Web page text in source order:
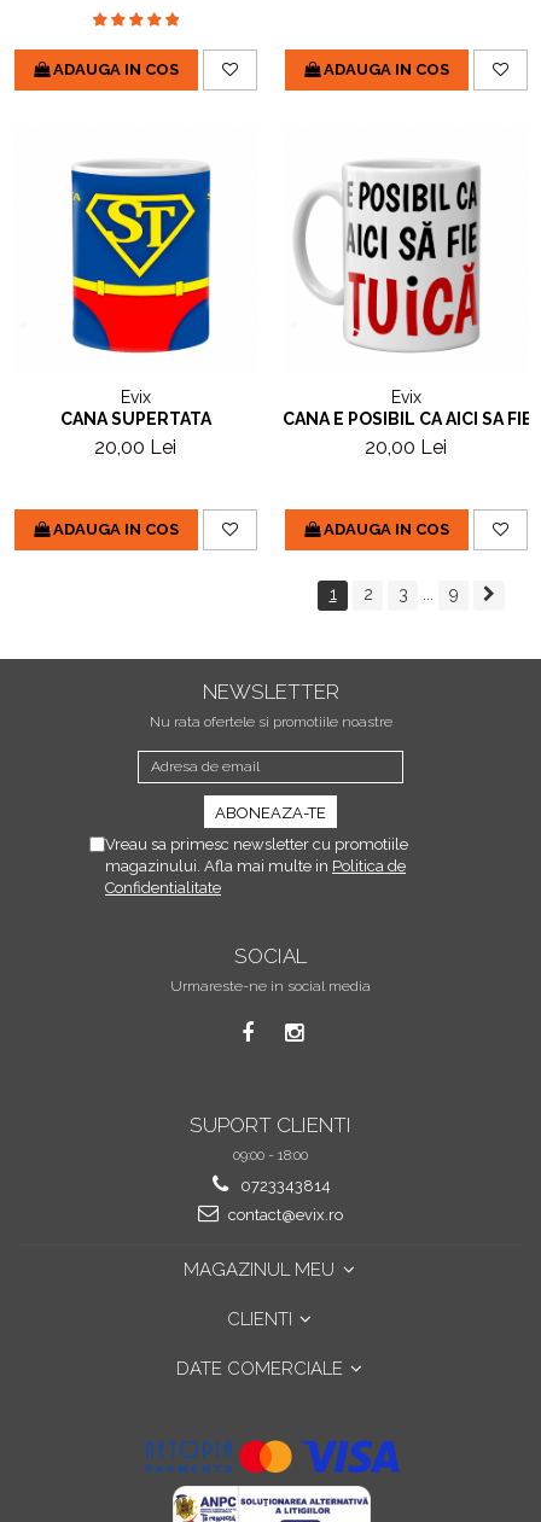
ADAUGA IN COS ADAUGA IN COS
Evix
CANA SUPERTATA
20,00 Lei
ADAUGA IN COS
Evix
CANA E POSIBIL CA AICI SA FIE
20,00 Lei
ADAUGA IN COS
1 2 3 9
NEWSLETTER
Nu rata ofertele si promotiile noastre
Vreau sa primesc newsletter cu promotiile
magazinului. Afla mai multe in Politica de
Confidentialitate
SOCIAL
Urmareste-ne in social media
SUPORT CLIENTI
09:00 - 18:00
0723343814
contact@evix.ro
MAGAZINUL MEU
CLIENTI
DATE COMERCIALE